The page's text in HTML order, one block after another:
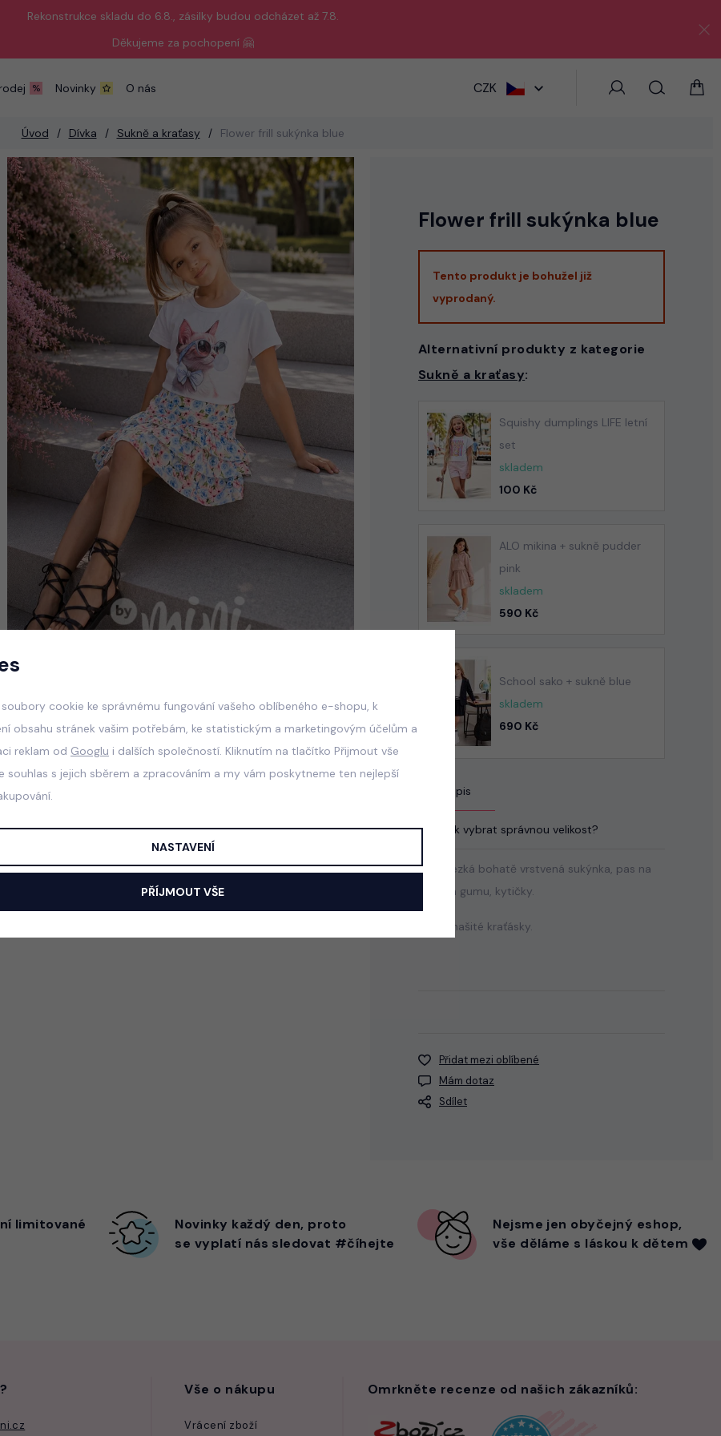
Rekonstrukce skladu do 6.8., zásilky budou odcházet až 7.8.
Děkujeme za pochopení 🤗
Novinky O nás CZK
Úvod Dívka Sukně a kraťasy Flower frill sukýnka blue
Flower frill sukýnka blue
Tento produkt je bohužel již
vyprodaný.
Alternativní produkty z kategorie
Sukně a kraťasy:
Squishy dumplings LIFE letní
set
skladem
100 Kč
ALO mikina + sukně pudder
pink
skladem
590 Kč
School sako + sukně blue
skladem
690 Kč
Popis
Jak vybrat správnou velikost?
Moc hezká bohatě vrstvená sukýnka, pas na
stretch gumu, kytičky.
Uvnitř našité kraťásky.
Přidat mezi oblíbené
Mám dotaz
Sdílet
limitované
Novinky každý den, proto
se vyplatí nás sledovat #číhejte
Nejsme jen obyčejný eshop,
vše děláme s láskou k dětem
Vše o nákupu
Vrácení zboží
Omrkněte recenze od našich zákazníků:
soubory cookie ke správnému fungování vašeho oblíbeného e-shopu, k
obsahu stránek vašim potřebám, ke statistickým a marketingovým účelům a
reklam od Googlu i dalších společností. Kliknutím na tlačítko Přijmout vše
souhlas s jejich sběrem a zpracováním a my vám poskytneme ten nejlepší
NASTAVENÍ
PŘÍJMOUT VŠE